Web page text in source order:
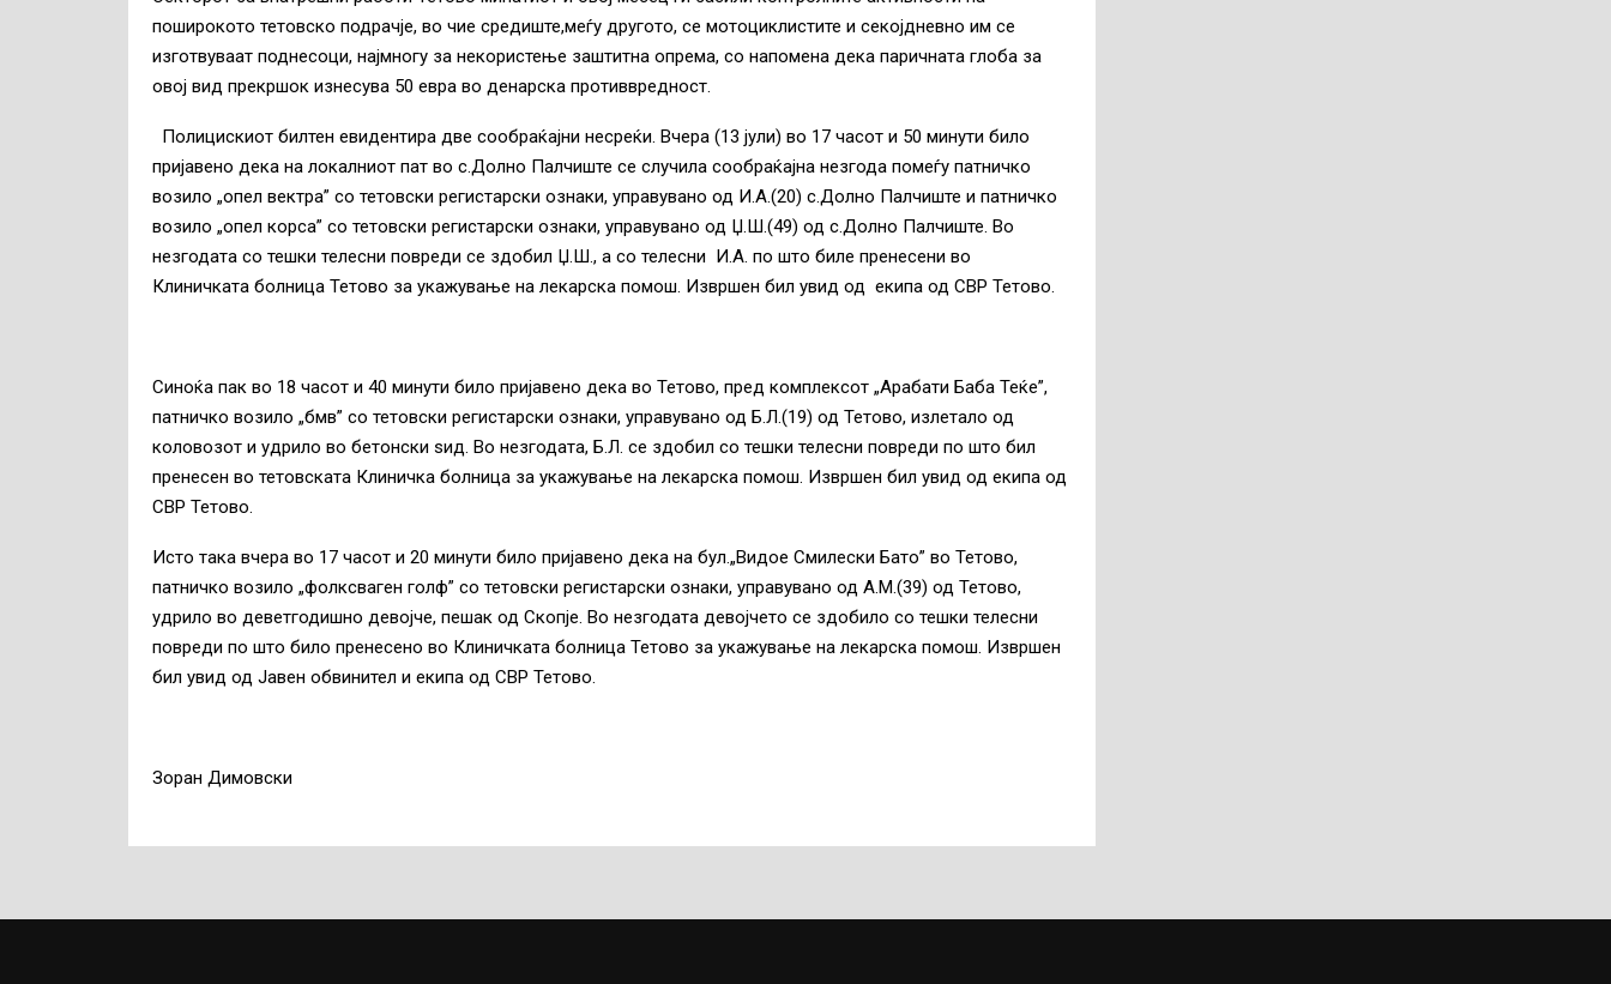
поширокото тетовско подрачје, во чие средиште,меѓу другото, се мотоциклистите и секојдневно им се
изготвуваат поднесоци, најмногу за некористење заштитна опрема, со напомена дека паричната глоба за
овој вид прекршок изнесува 50 евра во денарска противвредност.
Полицискиот билтен евидентира две сообраќајни несреќи. Вчера (13 јули) во 17 часот и 50 минути било
пријавено дека на локалниот пат во с.Долно Палчиште се случила сообраќајна незгода помеѓу патничко
возило „опел вектра” со тетовски регистарски ознаки, управувано од И.А.(20) с.Долно Палчиште и патничко
возило „опел корса” со тетовски регистарски ознаки, управувано од Џ.Ш.(49) од с.Долно Палчиште. Во
незгодата со тешки телесни повреди се здобил Џ.Ш., а со телесни И.А. по што биле пренесени во
Клиничката болница Тетово за укажување на лекарска помош. Извршен бил увид од екипа од СВР Тетово.
Синоќа пак во 18 часот и 40 минути било пријавено дека во Тетово, пред комплексот „Арабати Баба Теќе”,
патничко возило „бмв” со тетовски регистарски ознаки, управувано од Б.Л.(19) од Тетово, излетало од
коловозот и удрило во бетонски ѕид. Во незгодата, Б.Л. се здобил со тешки телесни повреди по што бил
пренесен во тетовската Клиничка болница за укажување на лекарска помош. Извршен бил увид од екипа од
СВР Тетово.
Исто така вчера во 17 часот и 20 минути било пријавено дека на бул.„Видое Смилески Бато” во Тетово,
патничко возило „фолксваген голф” со тетовски регистарски ознаки, управувано од А.М.(39) од Тетово,
удрило во деветгодишно девојче, пешак од Скопје. Во незгодата девојчето се здобило со тешки телесни
повреди по што било пренесено во Клиничката болница Тетово за укажување на лекарска помош. Извршен
бил увид од Јавен обвинител и екипа од СВР Тетово.
Зоран Димовски